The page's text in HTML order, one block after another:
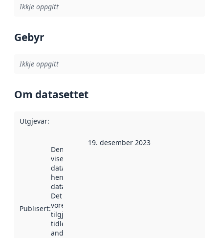
Ikkje oppgitt
Gebyr
Ikkje oppgitt
Om datasettet
Utgjevar:
Publisert:
Denne datoen
viser når
datasettet vart
henta inn av
data.norge.no.
Det kan ha
vore
tilgjengeleg
tidlegare
andre stader.
19. desember 2023